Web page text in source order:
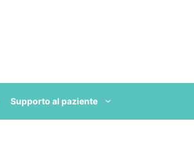
Supporto al paziente